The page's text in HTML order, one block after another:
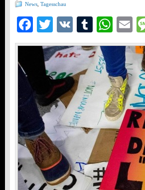
News Tagesschau
Facebook
Twitter
VK Tumblr